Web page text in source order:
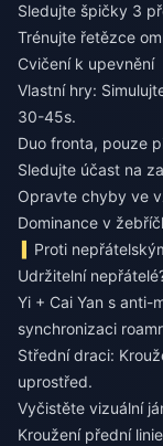
Sledujte špičky 3
Trénujte řetězce
Cvičení k upevnění
Vlastní hry:
30-45s.
Duo fronta, pouze
Sledujte účast na
Opravte chyby ve
Dominance v
Proti
Udržitelní
Yi + Cai Yan s anti-
synchronizaci
Střední draci:
uprostřed.
Vyčistěte vizuální
Kroužení přední